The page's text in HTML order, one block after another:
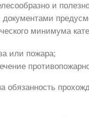
и
минимума
или пожара;
обязанность